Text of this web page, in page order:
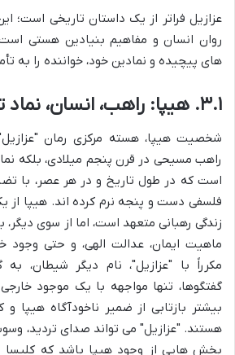
عزازیل فراتر از یک داستان تاریخی است؛
روان انسان و مفاهیم بنیادین هستی
های پیچیده و نمادین خود، خواننده را به
۳.۱. هیپا: راهب، انسان، نماد تردید
شخصیت هیپا، هسته مرکزی رمان
راهب مسیحی در قرن پنجم میلادی، بلکه
است که در طول تاریخ و در هر عصر، با
فلسفی دست و پنجه نرم کرده اند. هیپا از
زندگی رهبانی متعهد است، اما از سوی
ماهیت ایمان، عدالت الهی، و حتی وجود
مکرراً با "عزازیل"، نام دیگر شیطان،
گفتگوها، تنها مواجهه با یک موجود
بیشتر بازتابی از ضمیر ناخودآگاه
هستند. "عزازیل" می تواند صدای تردید،
بخش هایی از وجود هیپا باشد که کلیسا